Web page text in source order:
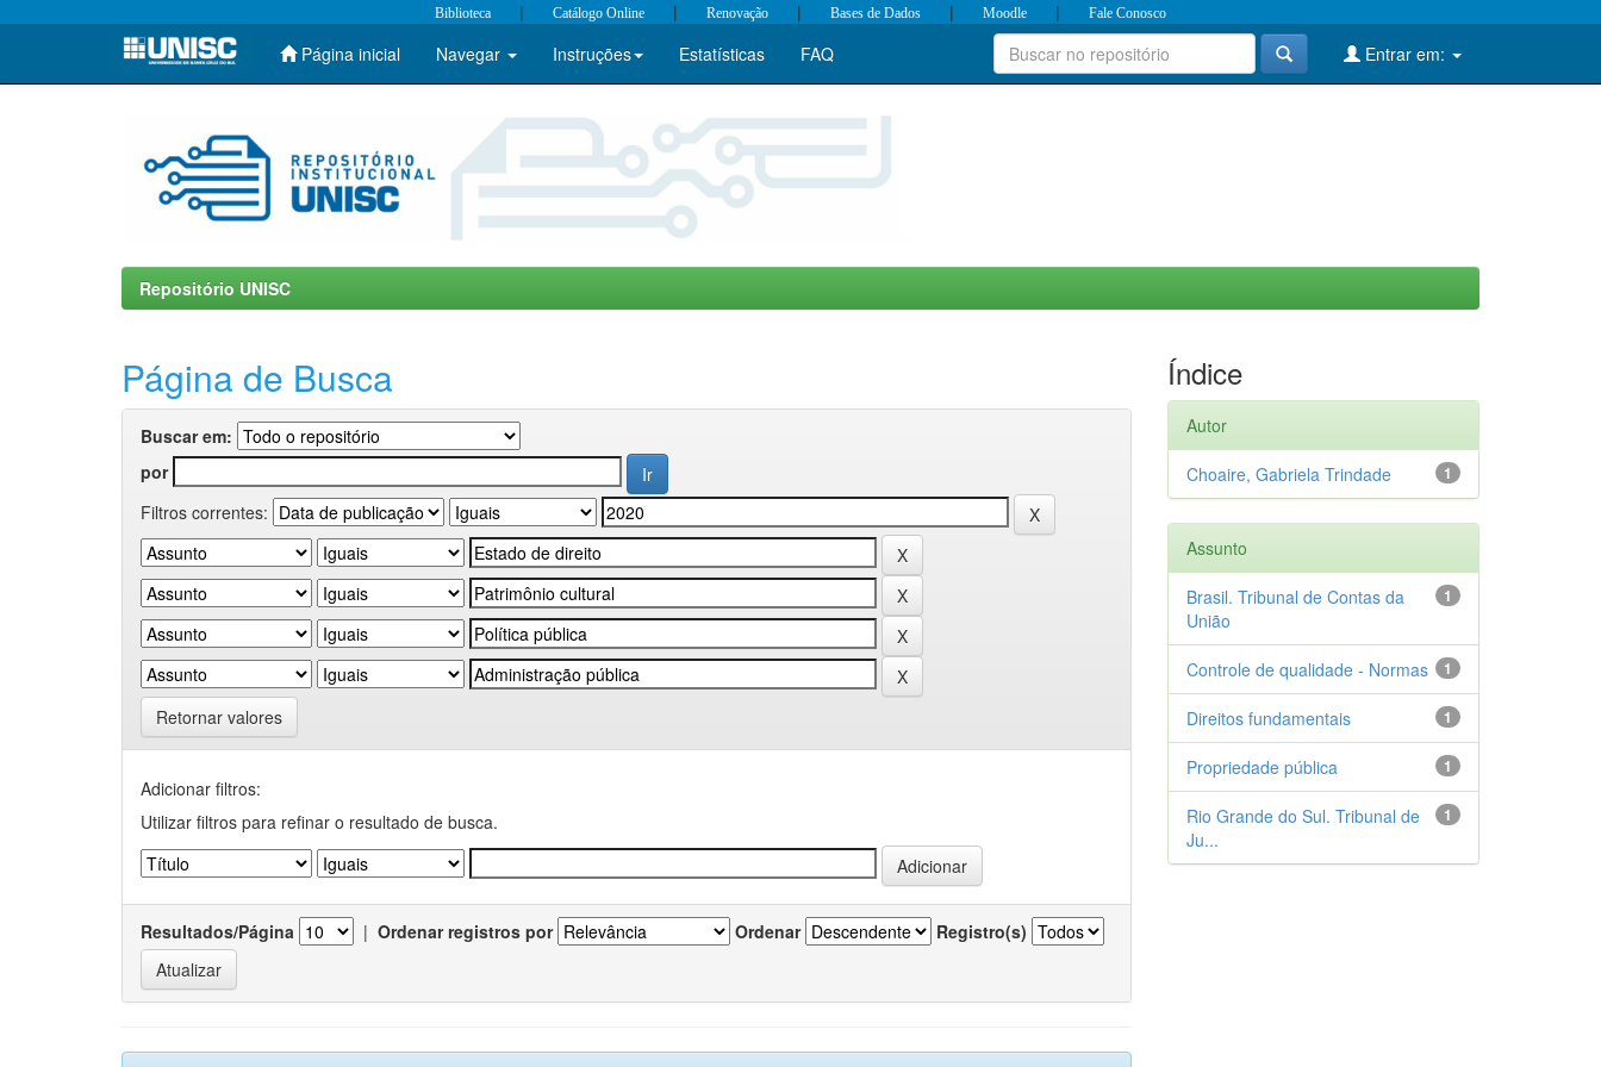
Skip
Biblioteca | Catálogo Online | Renovação | Bases de Dados | Moodle | Fale Conosco
Página inicial Navegar Instruções Estatísticas FAQ Entrar em:
Repositório UNISC
Página de Busca
Buscar em:
por
Filtros correntes:
Retornar valores
Adicionar filtros:
Utilizar filtros para refinar o resultado de busca.
Resultados/Página | Ordenar registros por Ordenar Registro(s)
Índice
Autor
1
Choaire, Gabriela Trindade
Assunto
1
Brasil. Tribunal de Contas da
União
1
Controle de qualidade - Normas
1
Direitos fundamentais
1
Propriedade pública
1
Rio Grande do Sul. Tribunal de
Ju...